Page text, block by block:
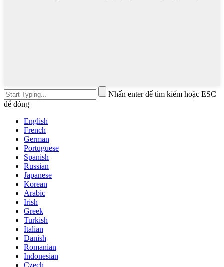
Nhấn enter để tìm kiếm hoặc ESC
để đóng
English
French
German
Portuguese
Spanish
Russian
Japanese
Korean
Arabic
Irish
Greek
Turkish
Italian
Danish
Romanian
Indonesian